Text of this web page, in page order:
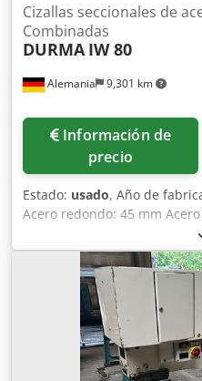
Alemania 9,301 km
Cizallas seccionales de
Combinadas
DURMA IW 80
Información de
precio
Estado: usado, Año de
Acero redondo: 45 mm
angular: 130x130x13 90 mm
Punzonadora: 80 toneladas
mm Altura de trabajo: 1195
11 kW Dimensiones
Peso de la máquina aprox.:
usada + punzonadora
para acero plano, para
mínima deformación -